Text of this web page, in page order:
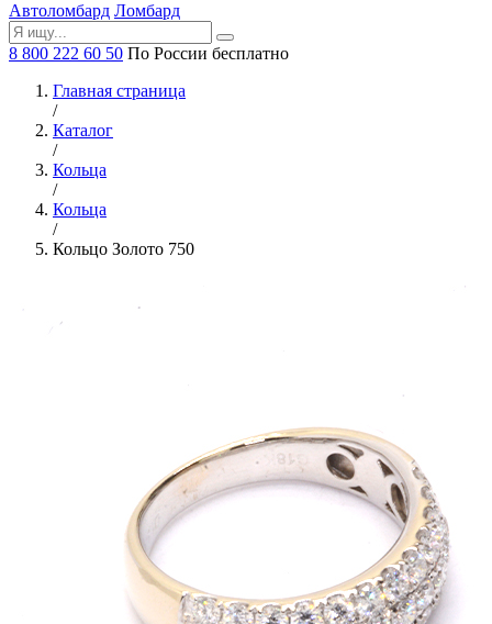
Автоломбард Ломбард
8 800 222 60 50 По России бесплатно
Главная страница
/
Каталог
/
Кольца
/
Кольца
/
Кольцо Золото 750